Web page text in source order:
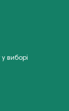
виборі